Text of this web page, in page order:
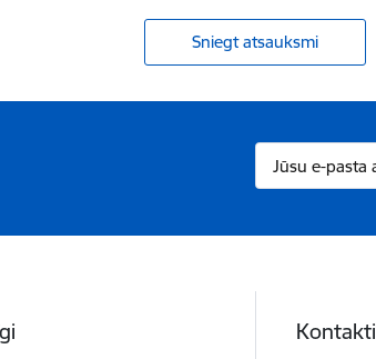
Sniegt atsauksmi
Kontakti